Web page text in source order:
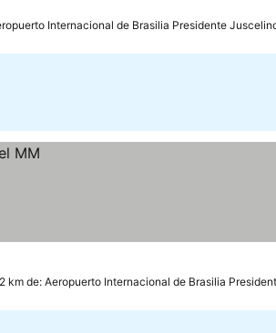
Internacional de Brasilia Presidente
km de: Aeropuerto Internacional de Brasilia